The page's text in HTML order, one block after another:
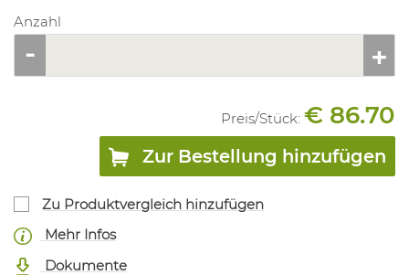
Anzahl
Preis/Stück: € 86.70
Zur Bestellung hinzufügen
Zu Produktvergleich hinzufügen
Mehr Infos
Dokumente